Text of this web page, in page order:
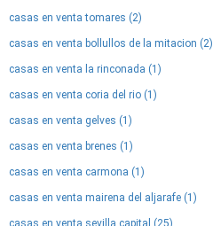
casas en venta tomares (2)
casas en venta bollullos de la mitacion (2)
casas en venta la rinconada (1)
casas en venta coria del rio (1)
casas en venta gelves (1)
casas en venta brenes (1)
casas en venta carmona (1)
casas en venta mairena del aljarafe (1)
casas en venta sevilla capital (25)